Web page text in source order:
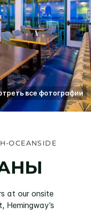
все фотографии
OCEANSIDE
at our onsite
Hemingway’s